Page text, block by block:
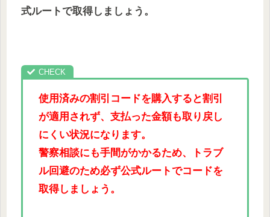
式ルートで取得しましょう。
使用済みの割引コードを購入すると割引
が適用されず、支払った金額も取り戻し
にくい状況になります。
警察相談にも手間がかかるため、トラブ
ル回避のため必ず公式ルートでコードを
取得しましょう。